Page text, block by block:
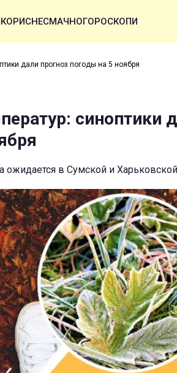
КОРИСНЕСМАЧНОГОРОСКОПИ
дали прогноз погоды на 5 ноября
синоптики
ожидается в Сумской и